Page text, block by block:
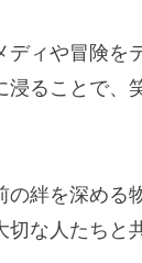
ディや冒険を
浸ることで、
の絆を深める
切な人たちと